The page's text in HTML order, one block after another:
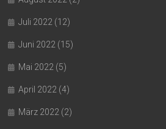
Juli 2022 (12)
Juni 2022 (15)
Mai 2022 (5)
April 2022 (4)
März 2022 (2)